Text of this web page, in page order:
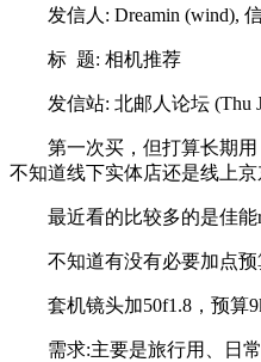
发信人: Dreamin (wind),
标 题: 相机推荐
发信站: 北邮人论坛 (Thu
第一次买，但打算长期
不知道线下实体店还是线上
最近看的比较多的是佳能
不知道有没有必要加点
套机镜头加50f1.8，预算
需求:主要是旅行用、日